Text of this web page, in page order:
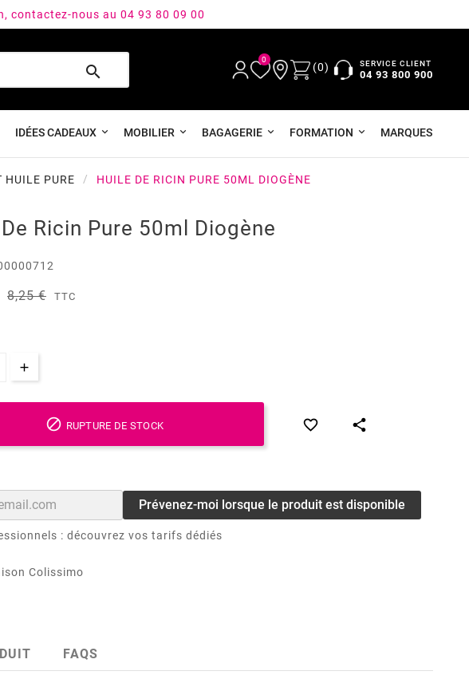
contactez-nous au 04 93 80 09 00

0
(0) SERVICE CLIENT
04 93 800 900
IDÉES CADEAUX MOBILIER BAGAGERIE FORMATION MARQUES
HUILE PURE HUILE DE RICIN PURE 50ML DIOGÈNE
Ricin Pure 50ml Diogène
8,25 € TTC
 RUPTURE DE STOCK  
Prévenez-moi lorsque le produit est disponible
: découvrez vos tarifs dédiés
Colissimo
FAQS